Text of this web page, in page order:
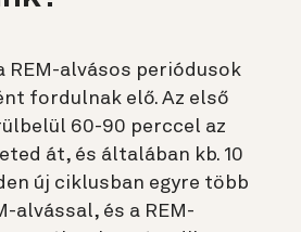
REM-alvásos periódusok
fordulnak elő. Az első
60-90 perccel az
át, és általában kb. 10
új ciklusban egyre több
alvással, és a REM-